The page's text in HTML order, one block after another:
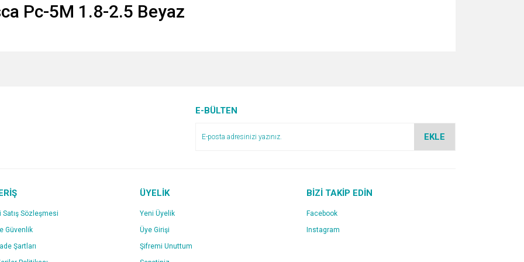
Pc-5M 1.8-2.5 Beyaz
tedirgindim acaba Kredi kartıyla
E-BÜLTEN
EKLE
Satış Sözleşmesi
Güvenlik
Şartları
ÜYELİK
Yeni Üyelik
Üye Girişi
Şifremi Unuttum
BİZİ TAKİP EDİN
Facebook
Instagram